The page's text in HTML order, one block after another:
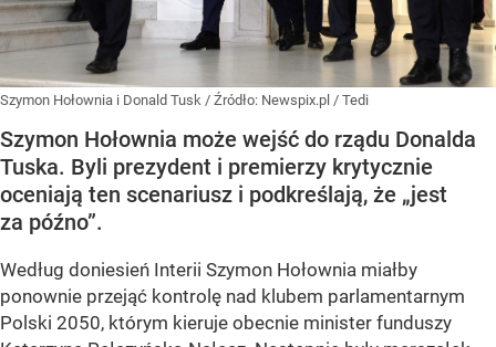
Szymon Hołownia i Donald Tusk / Źródło: Newspix.pl / Tedi
Szymon Hołownia może wejść do rządu Donalda
Tuska. Byli prezydent i premierzy krytycznie
oceniają ten scenariusz i podkreślają, że „jest
za późno”.
Według doniesień Interii Szymon Hołownia miałby
ponownie przejąć kontrolę nad klubem parlamentarnym
Polski 2050, którym kieruje obecnie minister funduszy